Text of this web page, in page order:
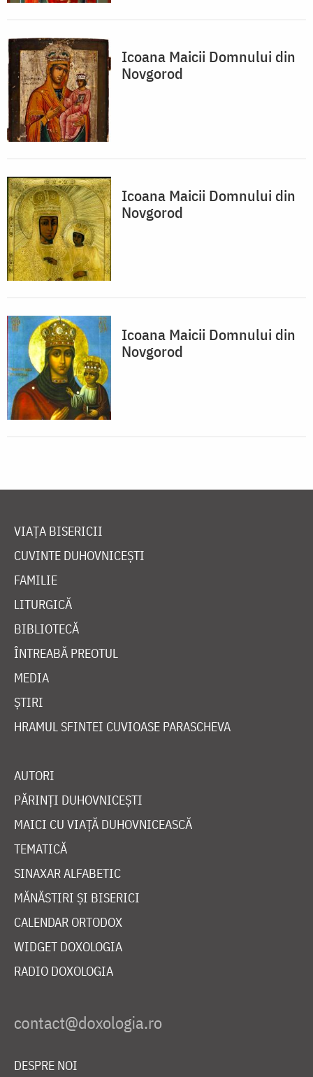
Icoana Maicii Domnului din
Novgorod
Icoana Maicii Domnului din
Novgorod
Icoana Maicii Domnului din
Novgorod
VIAȚA BISERICII
CUVINTE DUHOVNICEȘTI
FAMILIE
LITURGICĂ
BIBLIOTECĂ
ÎNTREABĂ PREOTUL
MEDIA
ȘTIRI
HRAMUL SFINTEI CUVIOASE PARASCHEVA
AUTORI
PĂRINȚI DUHOVNICEȘTI
MAICI CU VIAȚĂ DUHOVNICEASCĂ
TEMATICĂ
SINAXAR ALFABETIC
MĂNĂSTIRI ȘI BISERICI
CALENDAR ORTODOX
WIDGET DOXOLOGIA
RADIO DOXOLOGIA
DESPRE NOI